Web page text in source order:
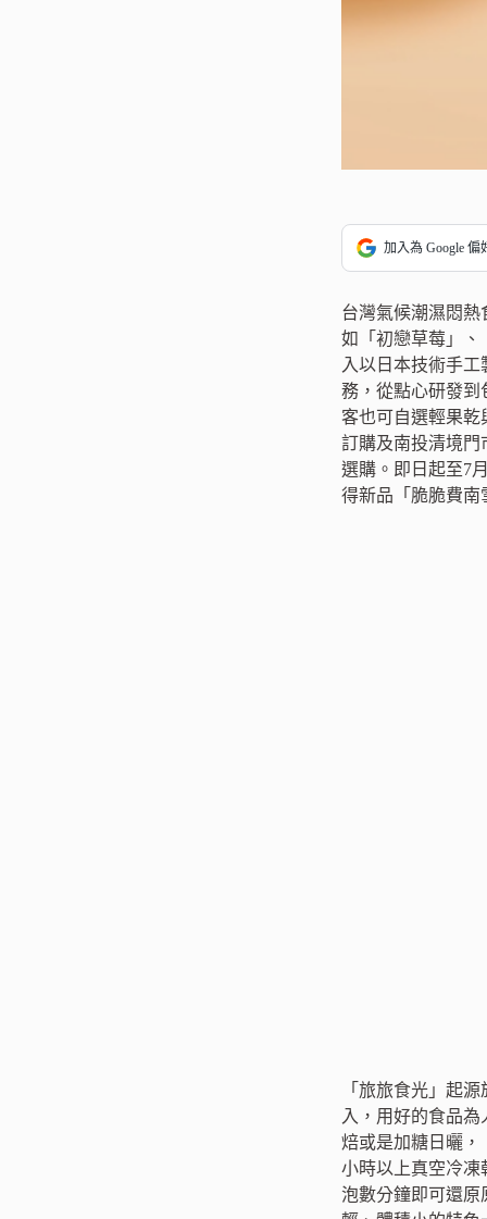
加入為 Google 偏
台灣氣候潮濕悶
如「初戀草莓」、
入以日本技術手
務，從點心研發到
客也可自選輕果乾
訂購及南投清境門
選購。即日起至7
得新品「脆脆費南
「旅旅食光」起
入，用好的食品
焙或是加糖日曬
小時以上真空冷凍
泡數分鐘即可還原